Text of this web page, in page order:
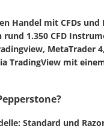
Handel mit CFDs
rund 1.350 CFD
MetaTrader
TradingView mit
Standard und